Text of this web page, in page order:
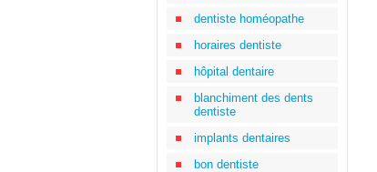
dentiste homéopathe
horaires dentiste
hôpital dentaire
blanchiment des dents
dentiste
implants dentaires
bon dentiste